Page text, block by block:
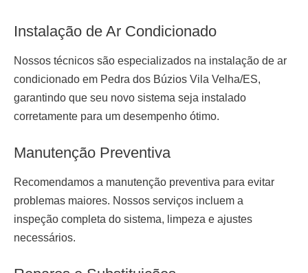
Instalação de Ar Condicionado
Nossos técnicos são especializados na instalação de ar
condicionado em Pedra dos Búzios Vila Velha/ES,
garantindo que seu novo sistema seja instalado
corretamente para um desempenho ótimo.
Manutenção Preventiva
Recomendamos a manutenção preventiva para evitar
problemas maiores. Nossos serviços incluem a
inspeção completa do sistema, limpeza e ajustes
necessários.